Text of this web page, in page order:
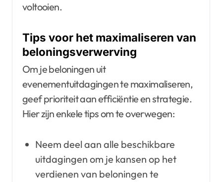
voltooien.
Tips voor het maximaliseren van
beloningsverwerving
Om je beloningen uit
evenementuitdagingen te maximaliseren,
geef prioriteit aan efficiëntie en strategie.
Hier zijn enkele tips om te overwegen:
Neem deel aan alle beschikbare
uitdagingen om je kansen op het
verdienen van beloningen te